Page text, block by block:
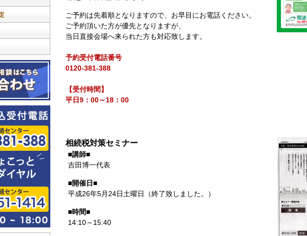
ご予約は先着順となりますので、お早目にお電話ください。
ご予約頂いた方が優先となりますが、
当日直接会場へ来られた方も対応致します。
予約受付電話番号
0120-381-388
【受付時間】
平日9：00～18：00
相続税対策セミナー
■講師■
吉田博一代表
■開催日■
平成26年5月24日土曜日（終了致しました。）
■時間■
14:10～15:40